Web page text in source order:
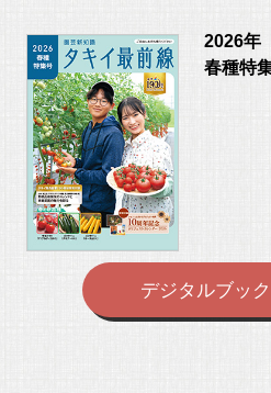
2026年
春種特
デジタルブッ